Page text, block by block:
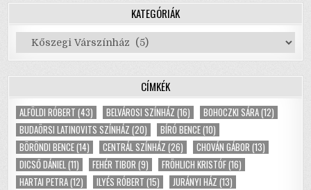
KATEGÓRIÁK
Kategóriák
CÍMKÉK
ALFÖLDI RÓBERT (43) BELVÁROSI SZÍNHÁZ (16) BOHOCZKI SÁRA(12)
BUDAÖRSI LATINOVITS SZÍNHÁZ (20) BÍRÓ BENCE(10)
BÖRÖNDI BENCE(14) CENTRÁL SZÍNHÁZ (26) CHOVÁN GÁBOR (13)
DICSŐ DÁNIEL(11) FEHÉR TIBOR (9) FRÖHLICH KRISTÓF(16)
HARTAI PETRA(12) ILYÉS RÓBERT (15) JURÁNYI HÁZ (13)